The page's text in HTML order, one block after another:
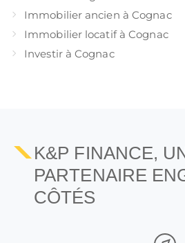
Immobilier ancien à Cognac
Immobilier locatif à Cognac
Investir à Cognac
K&P FINANCE,
PARTENAIRE
CÔTÉS